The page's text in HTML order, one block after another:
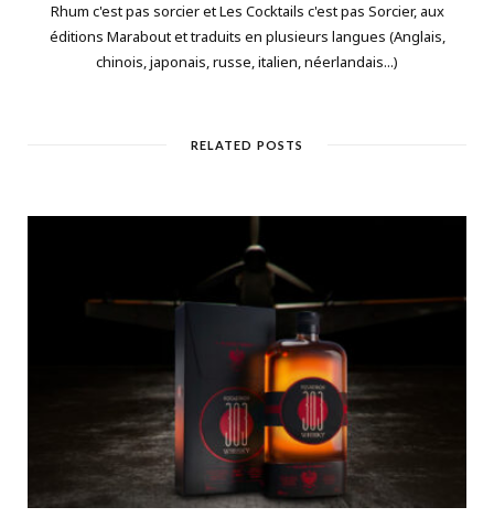
Rhum c'est pas sorcier et Les Cocktails c'est pas Sorcier, aux
éditions Marabout et traduits en plusieurs langues (Anglais,
chinois, japonais, russe, italien, néerlandais...)
RELATED POSTS